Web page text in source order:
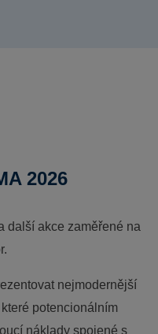
2026
další akce zaměřené na
nejmodernější
potencionálním
náklady spojené s